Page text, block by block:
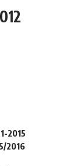
2015
2016